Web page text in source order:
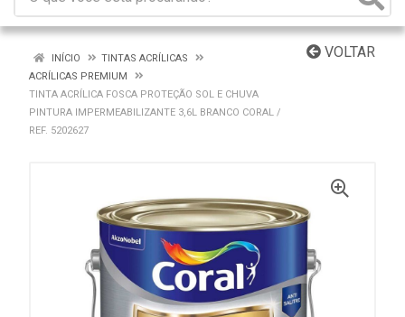
VOLTAR
INÍCIO
TINTAS ACRÍLICAS
ACRÍLICAS PREMIUM
TINTA ACRÍLICA FOSCA PROTEÇÃO SOL E CHUVA
PINTURA IMPERMEABILIZANTE 3,6L BRANCO CORAL /
REF. 5202627